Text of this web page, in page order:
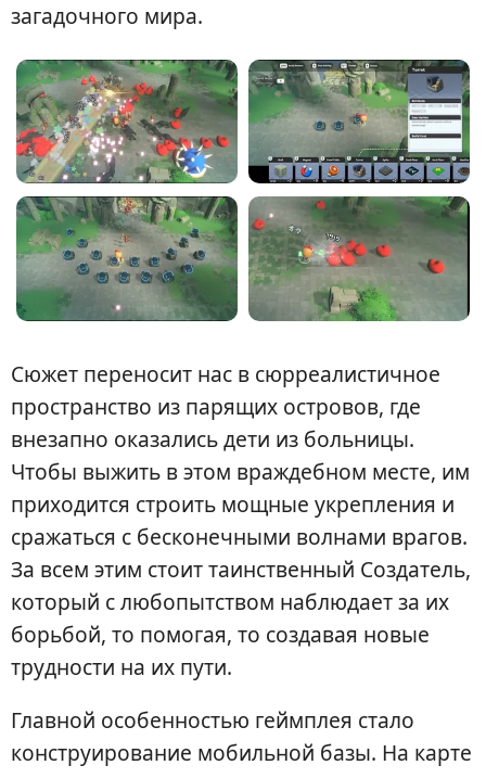
загадочного мира.
Сюжет переносит нас в сюрреалистичное
пространство из парящих островов, где
внезапно оказались дети из больницы.
Чтобы выжить в этом враждебном месте, им
приходится строить мощные укрепления и
сражаться с бесконечными волнами врагов.
За всем этим стоит таинственный Создатель,
который с любопытством наблюдает за их
борьбой, то помогая, то создавая новые
трудности на их пути.
Главной особенностью геймплея стало
конструирование мобильной базы. На карте